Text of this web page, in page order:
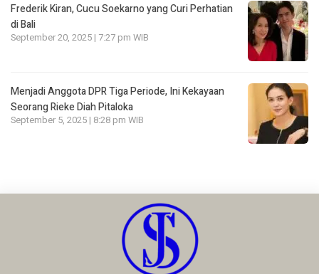
Frederik Kiran, Cucu Soekarno yang Curi Perhatian
di Bali
September 20, 2025 | 7:27 pm WIB
Menjadi Anggota DPR Tiga Periode, Ini Kekayaan
Seorang Rieke Diah Pitaloka
September 5, 2025 | 8:28 pm WIB